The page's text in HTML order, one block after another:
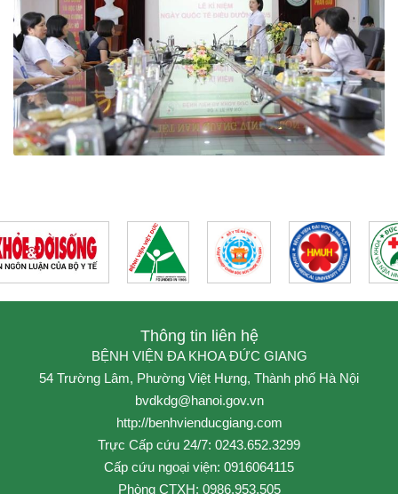
Thông tin liên hệ
BỆNH VIỆN ĐA KHOA ĐỨC GIANG
54 Trường Lâm, Phường Việt Hưng, Thành phố Hà Nội
bvdkdg@hanoi.gov.vn
http://benhvienducgiang.com
Trực Cấp cứu 24/7: 0243.652.3299
Cấp cứu ngoại viện: 0916064115
Phòng CTXH: 0986.953.505